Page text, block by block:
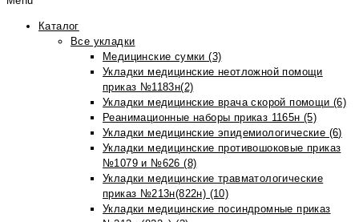
Каталог
Все укладки
Медицинские сумки (3)
Укладки медицинские неотложной помощи
приказ №1183н(2)
Укладки медицинские врача скорой помощи (6)
Реанимационные наборы приказ 1165н (5)
Укладки медицинские эпидемиологические (6)
Укладки медицинские противошоковые приказ
№1079 и №626 (8)
Укладки медицинские травматологические
приказ №213н(822н) (10)
Укладки медицинские посиндромные приказ